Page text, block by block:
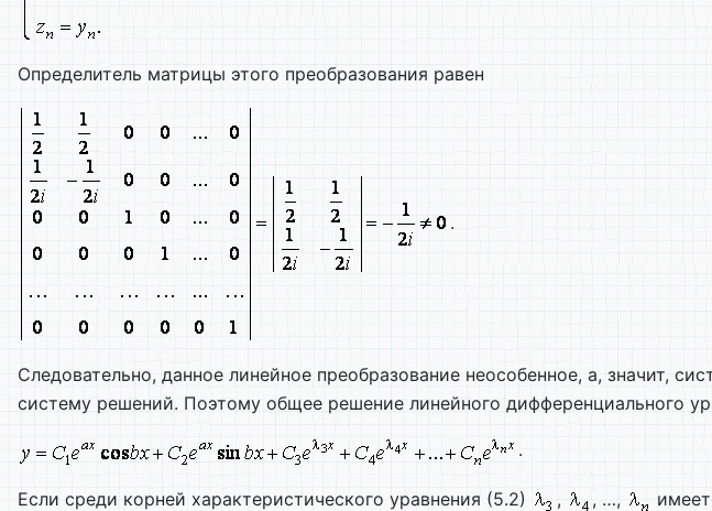
Определитель матрицы этого преобразования равен
.
Следовательно, данное линейное преобразование неособенное, а, значит,
систему решений. Поэтому общее решение линейного дифференциального
.
Если среди корней характеристического уравнения (5.2) , , …,